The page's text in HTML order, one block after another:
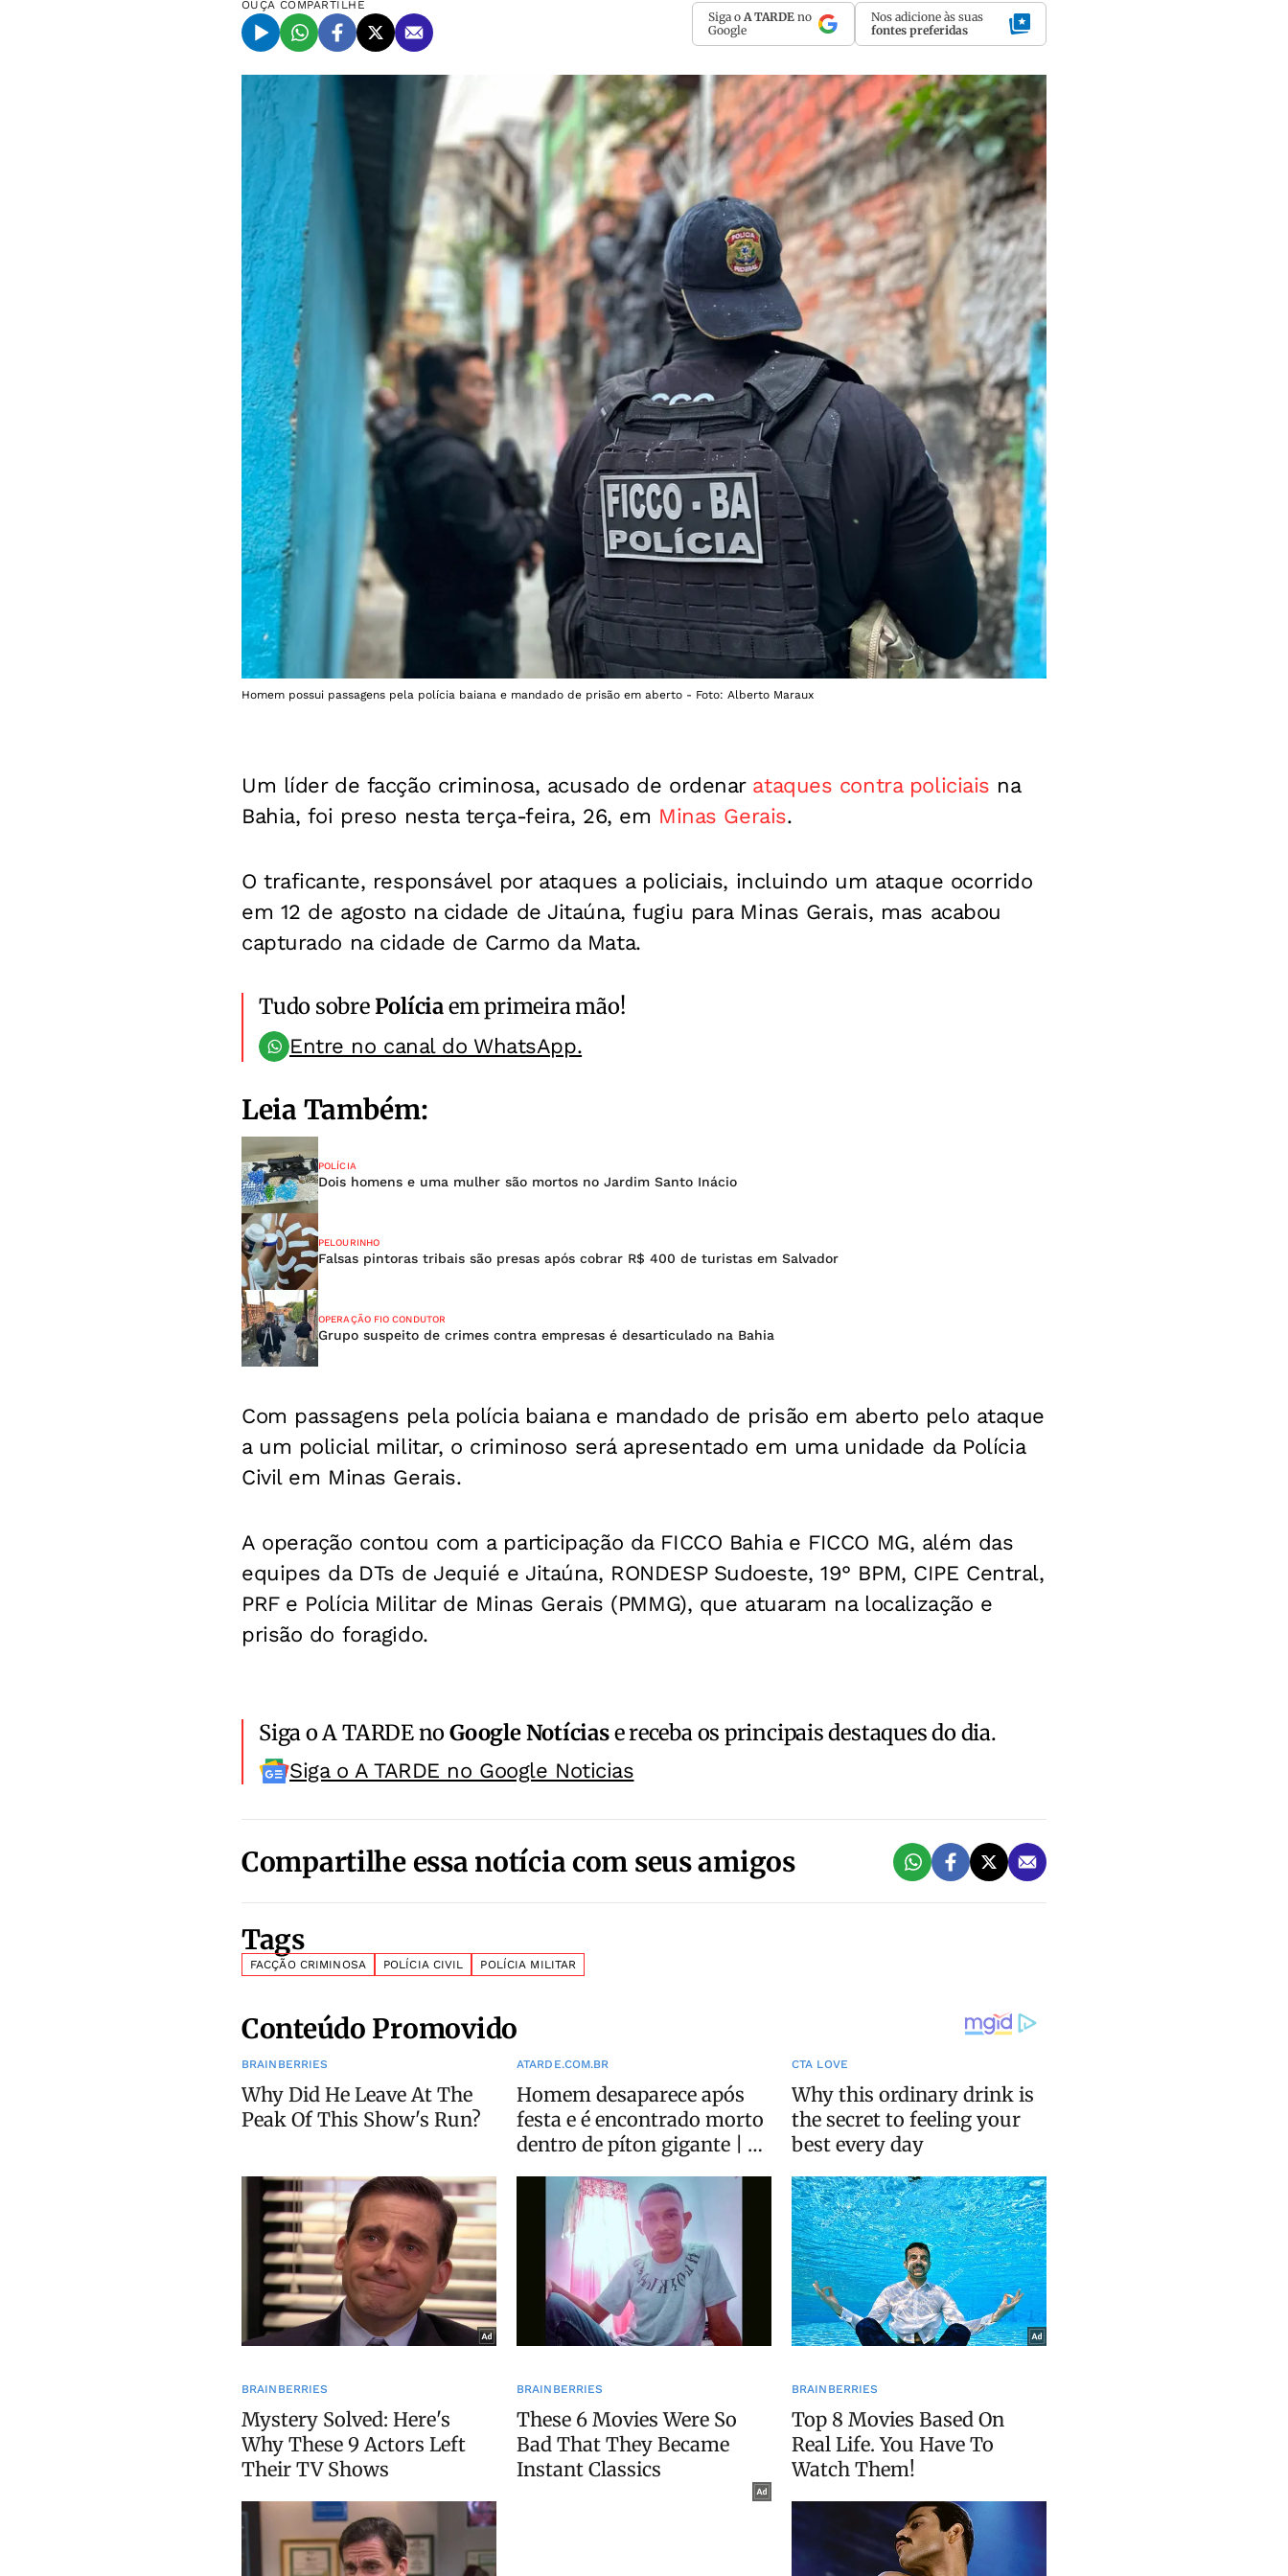
OUÇA COMPARTILHE
Siga o A TARDE no
Google
Nos adicione às suas
fontes preferidas
Homem possui passagens pela polícia baiana e mandado de prisão em aberto - Foto: Alberto Maraux
Um líder de facção criminosa, acusado de ordenar ataques contra policiais na
Bahia, foi preso nesta terça-feira, 26, em Minas Gerais.
O traficante, responsável por ataques a policiais, incluindo um ataque ocorrido
em 12 de agosto na cidade de Jitaúna, fugiu para Minas Gerais, mas acabou
capturado na cidade de Carmo da Mata.
Tudo sobrePolíciaem primeira mão!
Entre no canal do WhatsApp.
Leia Também:
POLÍCIA
Dois homens e uma mulher são mortos no Jardim Santo Inácio
PELOURINHO
Falsas pintoras tribais são presas após cobrar R$ 400 de turistas em Salvador
OPERAÇÃO FIO CONDUTOR
Grupo suspeito de crimes contra empresas é desarticulado na Bahia
Com passagens pela polícia baiana e mandado de prisão em aberto pelo ataque
a um policial militar, o criminoso será apresentado em uma unidade da Polícia
Civil em Minas Gerais.
A operação contou com a participação da FICCO Bahia e FICCO MG, além das
equipes da DTs de Jequié e Jitaúna, RONDESP Sudoeste, 19° BPM, CIPE Central,
PRF e Polícia Militar de Minas Gerais (PMMG), que atuaram na localização e
prisão do foragido.
Siga o A TARDE noGoogle Notíciase receba os principais destaques do dia.
Siga o A TARDE no Google Noticias
Compartilhe essa notícia com seus amigos
Tags
FACÇÃO CRIMINOSA POLÍCIA CIVIL POLÍCIA MILITAR